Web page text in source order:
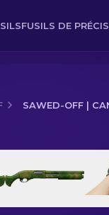
FUSILS DE
SAWED-OFF |